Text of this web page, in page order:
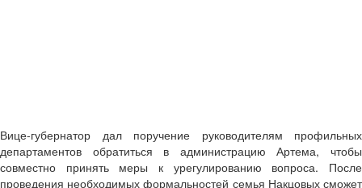
Вице-губернатор дал поручение руководителям профильных
департаментов обратиться в администрацию Артема, чтобы
совместно принять меры к урегулированию вопроса. После
проведения необходимых формальностей семья Накцовых сможет